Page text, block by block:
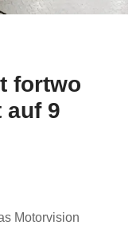
fortwo
9
Motorvision